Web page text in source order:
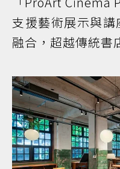
支援藝術展示與
融合，超越傳統書